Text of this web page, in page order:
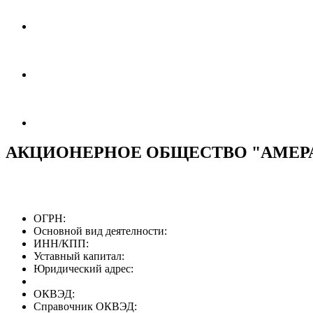
АКЦИОНЕРНОЕ ОБЩЕСТВО
ОГРН:
Основной вид деятелности:
ИНН/КПП:
Уставный капитал:
Юридический адрес:
ОКВЭД:
Справочник ОКВЭД: